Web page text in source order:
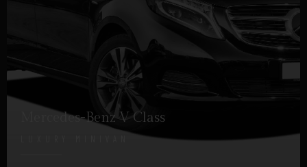
Mercedes-Benz V Class